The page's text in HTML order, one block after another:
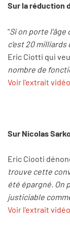
Sur la réduction
"Si on porte l’âge
c’est 20
Eric Ciotti qui
nombre de
Voir l'extrait vidéo
Sur Nicolas
Eric Ciooti
trouve cette
été épargné. On
justiciable
Voir l'extrait vidéo